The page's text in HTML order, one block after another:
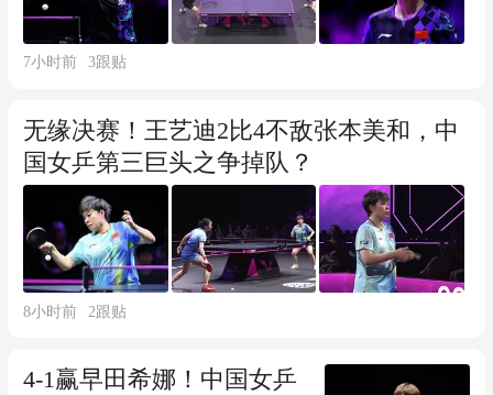
7小时前 3跟贴
无缘决赛！王艺迪2比4不敌张本美和，中
国女乒第三巨头之争掉队？
8小时前 2跟贴
4-1赢早田希娜！中国女乒